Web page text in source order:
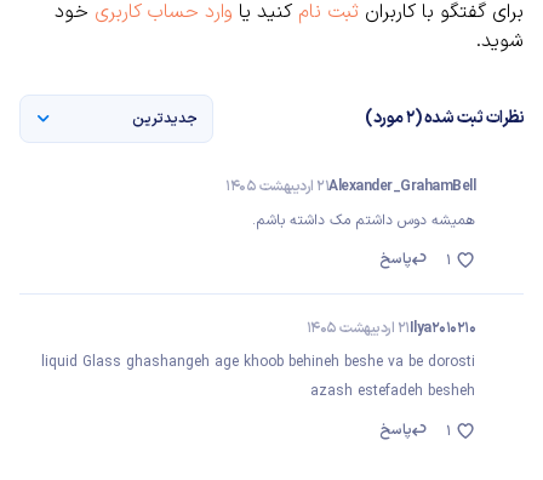
برای گفتگو با کاربران ثبت نام کنید یا وارد حساب کاربری خود
شوید.
نظرات ثبت شده (2 مورد) جدیدترین
Alexander_GrahamBell21 اردیبهشت 1405
همیشه دوس داشتم مک داشته باشم.
پاسخ
1
Ilya201021021 اردیبهشت 1405
liquid Glass ghashangeh age khoob behineh beshe va be dorosti
azash estefadeh besheh
پاسخ
1